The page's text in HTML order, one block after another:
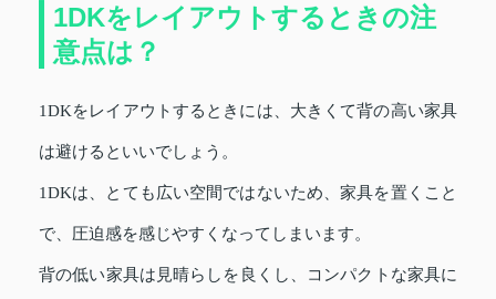
1DKをレイアウトするときの注
意点は？
1DKをレイアウトするときには、大きくて背の高い家具
は避けるといいでしょう。
1DKは、とても広い空間ではないため、家具を置くこと
で、圧迫感を感じやすくなってしまいます。
背の低い家具は見晴らしを良くし、コンパクトな家具に